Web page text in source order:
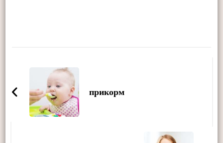
Navigation
прикорм